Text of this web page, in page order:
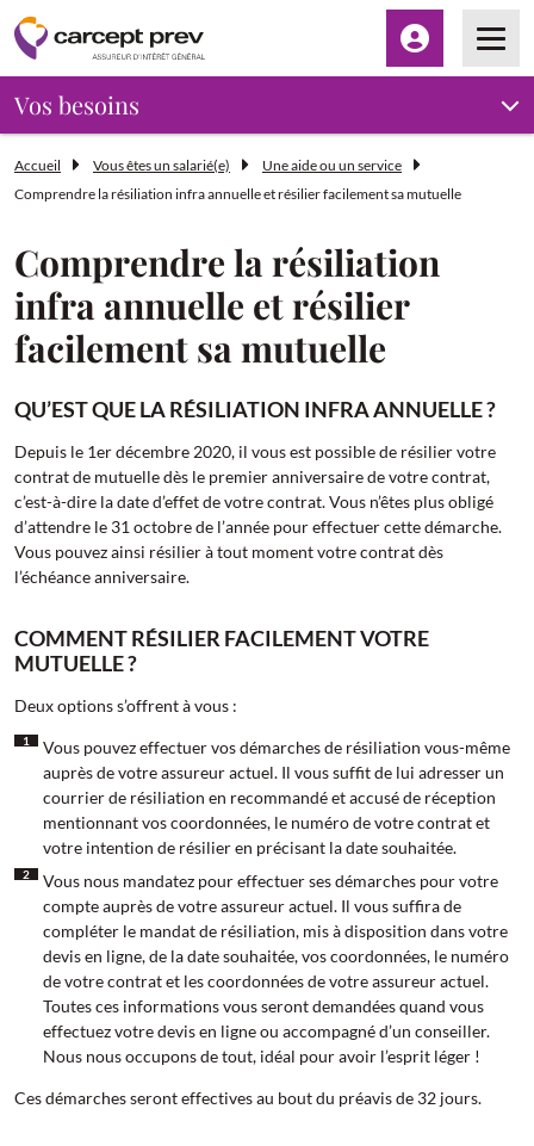
Espace client
Vos besoins
Accueil Vous êtes un salarié(e)
Une aide ou un service
Comprendre la résiliation infra annuelle et résilier facilement sa mutuelle
Comprendre la résiliation
infra annuelle et résilier
facilement sa mutuelle
QU’EST QUE LA RÉSILIATION INFRA ANNUELLE ?
Depuis le 1er décembre 2020, il vous est possible de résilier votre
contrat de mutuelle dès le premier anniversaire de votre contrat,
c’est-à-dire la date d’effet de votre contrat. Vous n’êtes plus obligé
d’attendre le 31 octobre de l’année pour effectuer cette démarche.
Vous pouvez ainsi résilier à tout moment votre contrat dès
l’échéance anniversaire.
COMMENT RÉSILIER FACILEMENT VOTRE
MUTUELLE ?
Deux options s’offrent à vous :
Vous pouvez effectuer vos démarches de résiliation vous-même
auprès de votre assureur actuel. Il vous suffit de lui adresser un
courrier de résiliation en recommandé et accusé de réception
mentionnant vos coordonnées, le numéro de votre contrat et
votre intention de résilier en précisant la date souhaitée.
Vous nous mandatez pour effectuer ses démarches pour votre
compte auprès de votre assureur actuel. Il vous suffira de
compléter le mandat de résiliation, mis à disposition dans votre
devis en ligne, de la date souhaitée, vos coordonnées, le numéro
de votre contrat et les coordonnées de votre assureur actuel.
Toutes ces informations vous seront demandées quand vous
effectuez votre devis en ligne ou accompagné d’un conseiller.
Nous nous occupons de tout, idéal pour avoir l’esprit léger !
Ces démarches seront effectives au bout du préavis de 32 jours.